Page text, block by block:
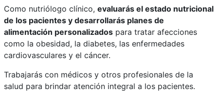
Como nutriólogo clínico, evaluarás el estado nutricional
de los pacientes y desarrollarás planes de
alimentación personalizados para tratar afecciones
como la obesidad, la diabetes, las enfermedades
cardiovasculares y el cáncer.
Trabajarás con médicos y otros profesionales de la
salud para brindar atención integral a los pacientes.